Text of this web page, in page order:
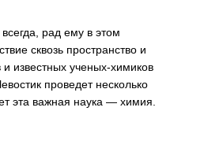
рад ему в этом
сквозь пространство и
известных ученых-химиков
проведет несколько
эта важная наука — химия.